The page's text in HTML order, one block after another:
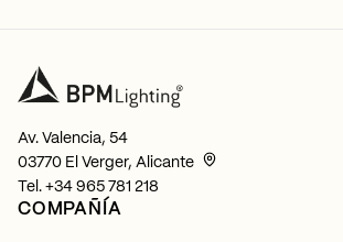
Av. Valencia, 54
03770 El Verger, Alicante
Tel. +34 965 781 218
COMPAÑÍA